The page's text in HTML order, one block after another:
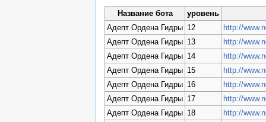
Название бота
уровень
Адепт Ордена Гидры 12
http://
Адепт Ордена Гидры 13
http://
Адепт Ордена Гидры 14
http://
Адепт Ордена Гидры 15
http://
Адепт Ордена Гидры 16
http://
Адепт Ордена Гидры 17
http://
Адепт Ордена Гидры 18
http://